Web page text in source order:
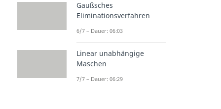
Gaußsches
Eliminationsverfahren
6/7 – Dauer: 06:03
Linear unabhängige
Maschen
7/7 – Dauer: 06:29